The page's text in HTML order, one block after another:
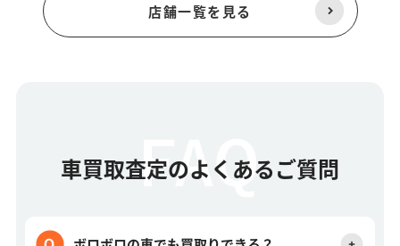
店舗一覧を見る
車買取査定のよくあるご質問